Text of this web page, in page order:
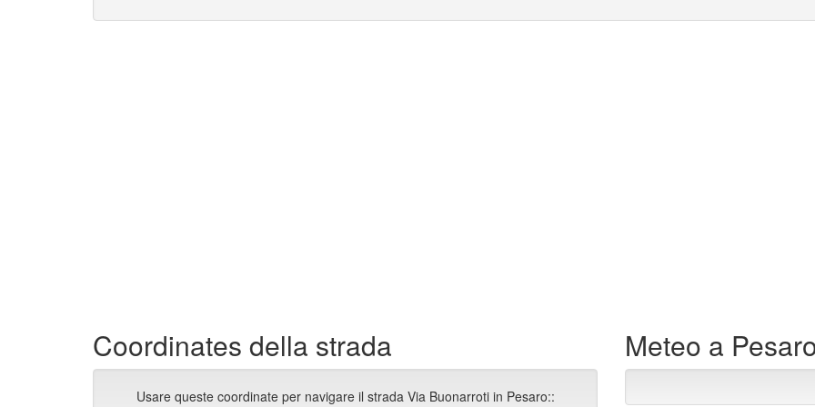
Coordinates della strada
Usare queste coordinate per navigare il strada Via Buonarroti in Pesaro::
Meteo a